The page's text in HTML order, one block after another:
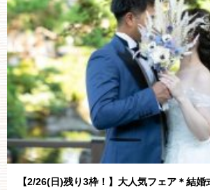
【2/26(日)残り3枠！】大人気フェア＊結婚